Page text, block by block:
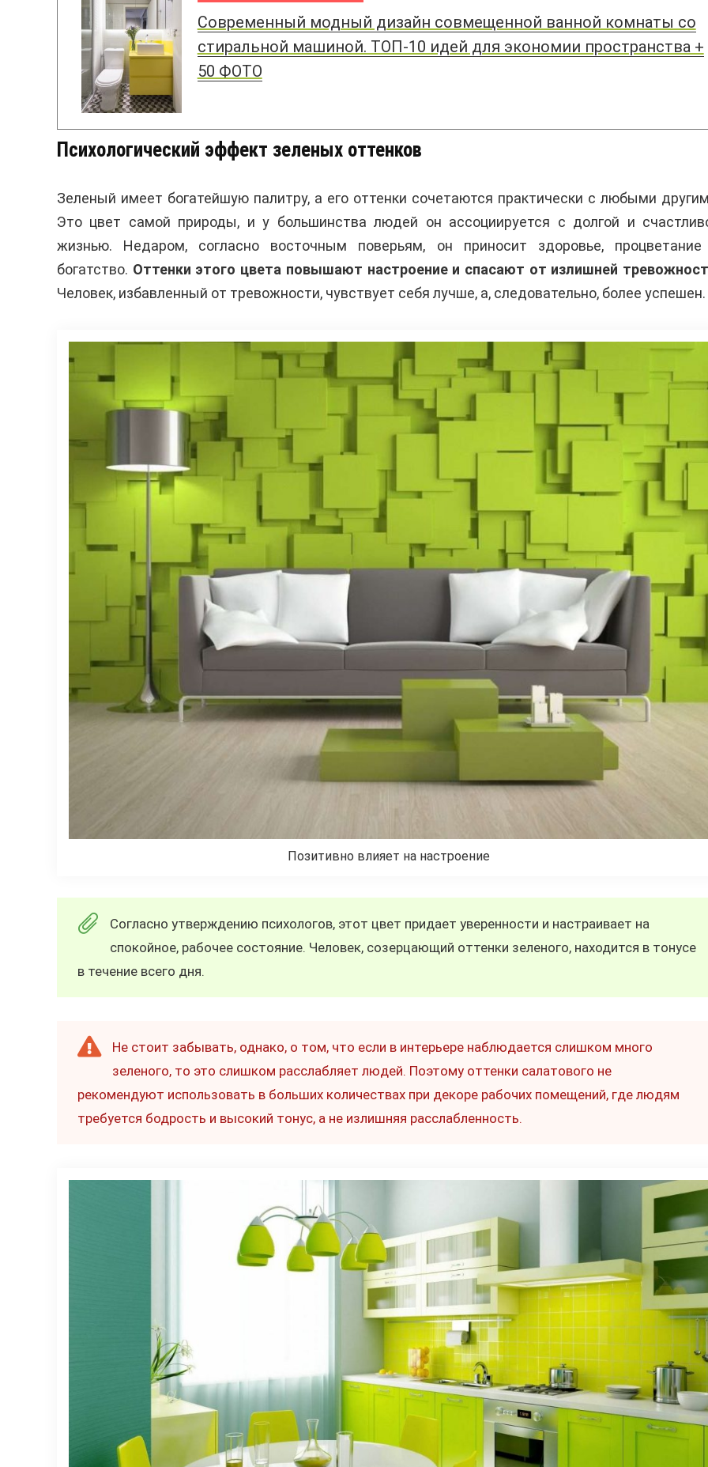
Современный модный дизайн совмещенной ванной комнаты со
стиральной машиной. ТОП-10 идей для экономии пространства +
50 ФОТО
Психологический эффект зеленых оттенков
Зеленый имеет богатейшую палитру, а его оттенки сочетаются практически с любыми
Это цвет самой природы, и у большинства людей он ассоциируется с долгой и
жизнью. Недаром, согласно восточным поверьям, он приносит здоровье,
богатство. Оттенки этого цвета повышают настроение и спасают от излишней
Человек, избавленный от тревожности, чувствует себя лучше, а, следовательно, более успешен.
Позитивно влияет на настроение
Согласно утверждению психологов, этот цвет придает уверенности и настраивает на
спокойное, рабочее состояние. Человек, созерцающий оттенки зеленого, находится в тонусе
в течение всего дня.
Не стоит забывать, однако, о том, что если в интерьере наблюдается слишком много
зеленого, то это слишком расслабляет людей. Поэтому оттенки салатового не
рекомендуют использовать в больших количествах при декоре рабочих помещений, где людям
требуется бодрость и высокий тонус, а не излишняя расслабленность.